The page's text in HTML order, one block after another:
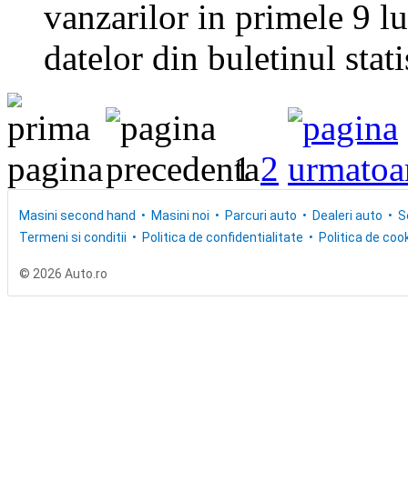
vanzarilor in primele 9
datelor din buletinul
1 2
Masini second hand Masini noi Parcuri auto Dealeri auto
Termeni si conditii
Politica de confidentialitate Politica de
© 2026 Auto.ro